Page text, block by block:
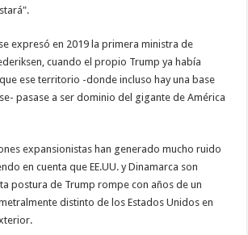
expresó en 2019 la primera ministra de
cuando el propio Trump ya había
ese territorio -donde incluso hay una base
pasase a ser dominio del gigante de América
expansionistas han generado mucho ruido
en cuenta que EE.UU. y Dinamarca son
postura de Trump rompe con años de un
distinto de los Estados Unidos en